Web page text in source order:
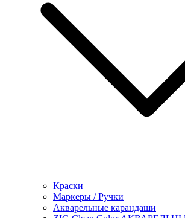
Краски
Маркеры / Ручки
Акварельные карандаши